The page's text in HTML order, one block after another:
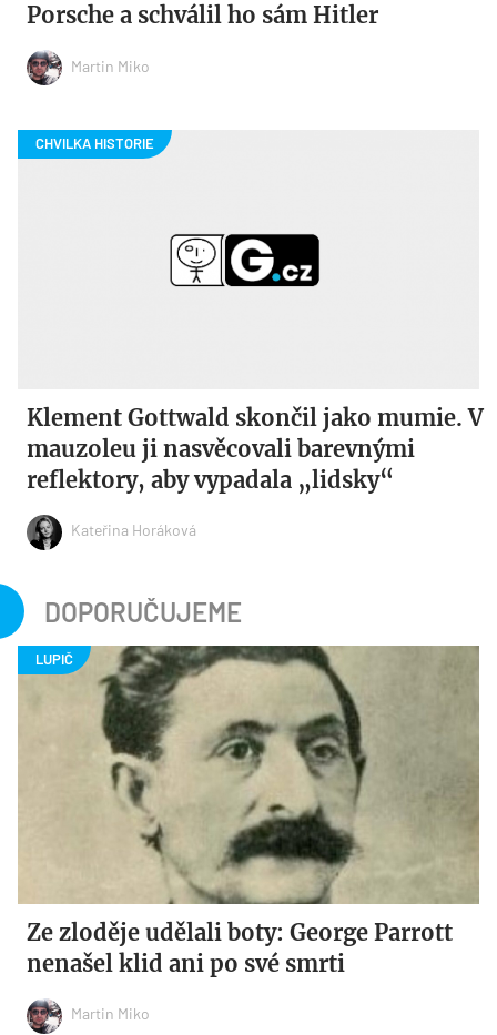
Porsche a schválil ho sám Hitler
Martin Miko
Klement Gottwald skončil jako mumie. V
mauzoleu ji nasvěcovali barevnými
reflektory, aby vypadala „lidsky“
Kateřina Horáková
DOPORUČUJEME
Ze zloděje udělali boty: George Parrott
nenašel klid ani po své smrti
Martin Miko